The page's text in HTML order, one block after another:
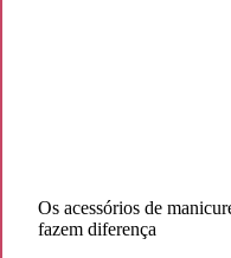
Os acessórios de
fazem diferença